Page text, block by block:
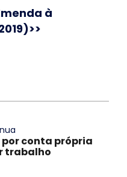
à
conta própria
trabalho